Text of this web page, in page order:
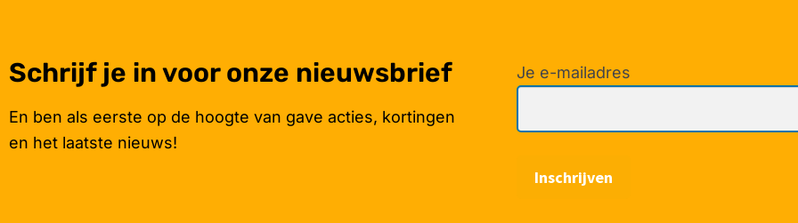
Schrijf je in voor onze nieuwsbrief
En ben als eerste op de hoogte van gave acties, kortingen
en het laatste nieuws!
Je e-mailadres